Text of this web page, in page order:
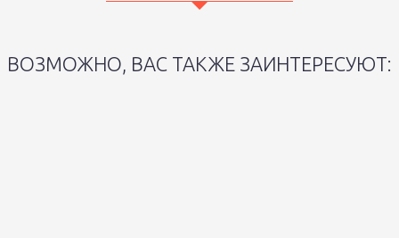
ВОЗМОЖНО, ВАС ТАКЖЕ ЗАИНТЕРЕСУЮТ: